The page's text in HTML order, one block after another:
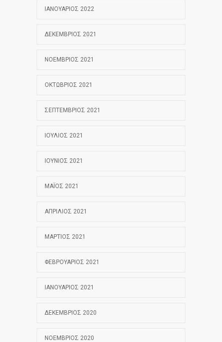
ΙΑΝΟΥΆΡΙΟΣ 2022
ΔΕΚΈΜΒΡΙΟΣ 2021
ΝΟΈΜΒΡΙΟΣ 2021
ΟΚΤΏΒΡΙΟΣ 2021
ΣΕΠΤΈΜΒΡΙΟΣ 2021
ΙΟΎΛΙΟΣ 2021
ΙΟΎΝΙΟΣ 2021
ΜΆΙΟΣ 2021
ΑΠΡΊΛΙΟΣ 2021
ΜΆΡΤΙΟΣ 2021
ΦΕΒΡΟΥΆΡΙΟΣ 2021
ΙΑΝΟΥΆΡΙΟΣ 2021
ΔΕΚΈΜΒΡΙΟΣ 2020
ΝΟΈΜΒΡΙΟΣ 2020